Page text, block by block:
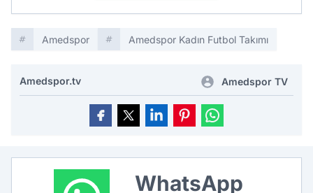
Amedspor Amedspor Kadın Futbol Takımı
Amedspor.tv Amedspor TV
WhatsApp